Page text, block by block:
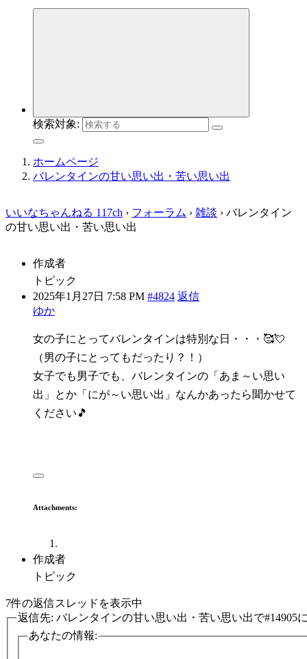
検索対象:
ホームページ
バレンタインの甘い思い出・苦い思い出
いいなちゃんねる 117ch › フォーラム › 雑談 › バレンタイン
の甘い思い出・苦い思い出
作成者
トピック
2025年1月27日 7:58 PM #4824 返信
ゆか
女の子にとってバレンタインは特別な日・・・🥰💘
（男の子にとってもだったり？！）
女子でも男子でも、バレンタインの「あま～い思い
出」とか「にが～い思い出」なんかあったら聞かせて
ください🎵
Attachments:
作成者
トピック
7件の返信スレッドを表示中
返信先: バレンタインの甘い思い出・苦い思い出で#14905
あなたの情報: